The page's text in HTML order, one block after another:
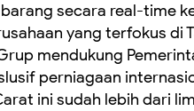
secara real-time
yang terfokus di
mendukung
perniagaan
ini sudah lebih dari